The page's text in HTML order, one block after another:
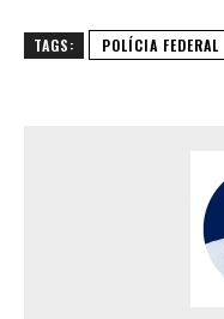
TAGS: POLÍCIA FEDERAL